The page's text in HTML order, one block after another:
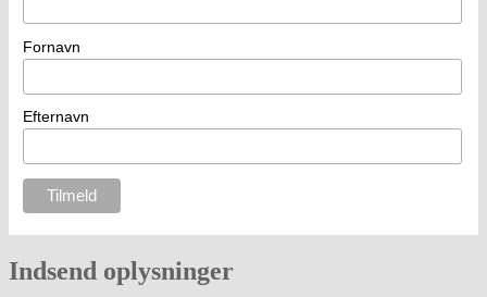
Fornavn
Efternavn
Indsend oplysninger